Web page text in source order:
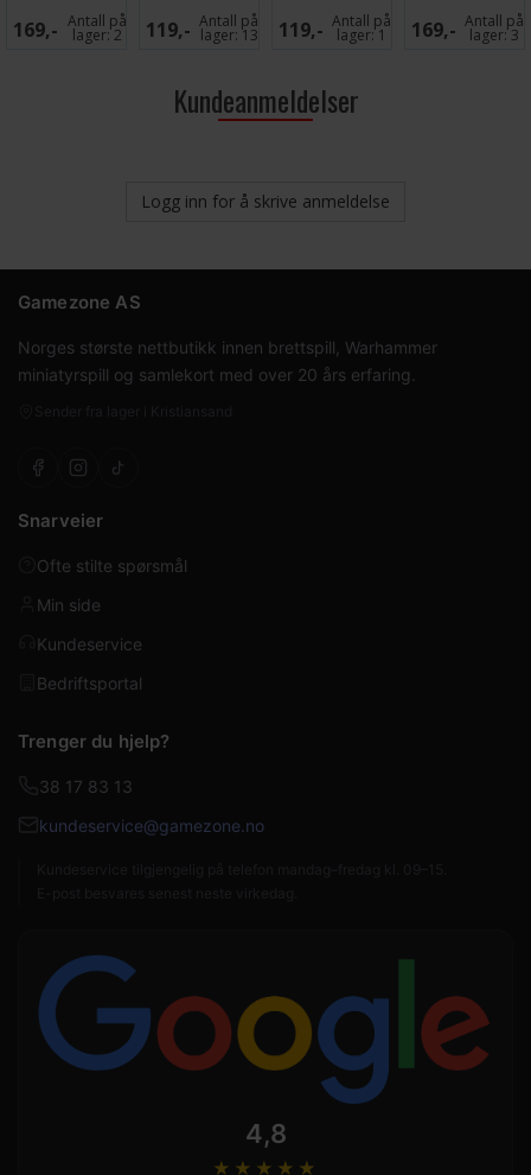
169,- Antall på
lager:2
SVENSK
119,- Antall på
lager: 13
SVENSK
119,- Antall på
lager:1 169,- Antall på
lager:3
Kundeanmeldelser
Logg inn for å skrive anmeldelse
Gamezone AS
Norges største nettbutikk innen brettspill, Warhammer
miniatyrspill og samlekort med over 20 års erfaring.
Snarveier
Ofte stilte spørsmål
Min side
Kundeservice
Bedriftsportal
Trenger du hjelp?
38 17 83 13
kundeservice@gamezone.no
4,8
★★★★ ★